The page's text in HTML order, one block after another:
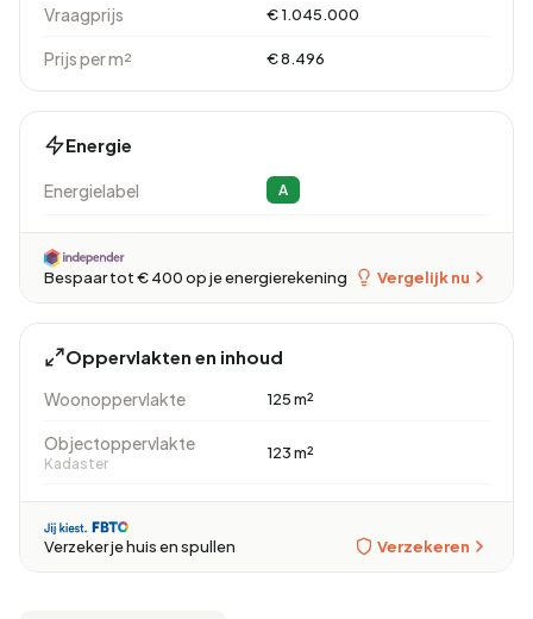
Vraagprijs € 1.045.000
Prijs per m² € 8.496
Energie
Energielabel A
Bespaar tot € 400 op je energierekening Vergelijk nu
Oppervlakten en inhoud
Woonoppervlakte 125 m²
Objectoppervlakte
Kadaster
123 m²
Verzeker je huis en spullen Verzekeren